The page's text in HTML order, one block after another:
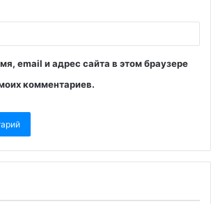
email и адрес сайта в этом браузере
комментариев.